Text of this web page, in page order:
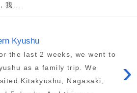
我...
Kyushu
›
the last 2 weeks, we went to
as a family trip. We
Kitakyushu, Nagasaki,